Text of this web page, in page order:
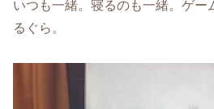
いつも一緒。寝るのも一緒。ゲー
るぐら。